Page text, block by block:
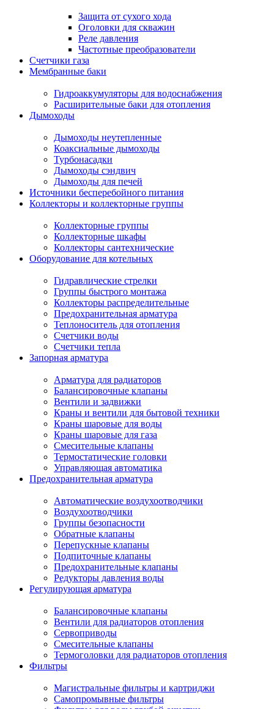
Защита от сухого хода
Оголовки для скважин
Реле давления
Частотные преобразователи
Счетчики газа
Мембранные баки
Гидроаккумуляторы для водоснабжения
Расширительные баки для отопления
Дымоходы
Дымоходы неутепленные
Коаксиальные дымоходы
Турбонасадки
Дымоходы сэндвич
Дымоходы для печей
Источники бесперебойного питания
Коллекторы и коллекторные группы
Коллекторные группы
Коллекторные шкафы
Коллекторы сантехнические
Оборудование для котельных
Гидравлические стрелки
Группы быстрого монтажа
Коллекторы распределительные
Предохранительная арматура
Теплоноситель для отопления
Счетчики воды
Счетчики тепла
Запорная арматура
Арматура для радиаторов
Балансировочные клапаны
Вентили и задвижки
Краны и вентили для бытовой техники
Краны шаровые для воды
Краны шаровые для газа
Смесительные клапаны
Термостатические головки
Управляющая автоматика
Предохранительная арматура
Автоматические воздухоотводчики
Воздухоотводчики
Группы безопасности
Обратные клапаны
Перепускные клапаны
Подпиточные клапаны
Предохранительные клапаны
Редукторы давления воды
Регулирующая арматура
Балансировочные клапаны
Вентили для радиаторов отопления
Сервоприводы
Смесительные клапаны
Термоголовки для радиаторов отопления
Фильтры
Магистральные фильтры и картриджи
Самопромывные фильтры